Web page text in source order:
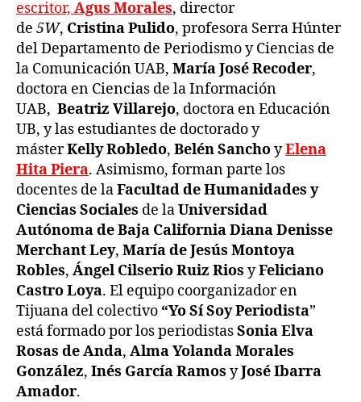
escritor, Agus Morales, director
de 5W, Cristina Pulido, profesora Serra Húnter
del Departamento de Periodismo y Ciencias de
la Comunicación UAB, María José Recoder,
doctora en Ciencias de la Información
UAB, Beatriz Villarejo, doctora en Educación
UB, y las estudiantes de doctorado y
másterKelly Robledo, Belén SanchoyElena
HitaPiera. Asimismo, forman parte los
docentes de laFacultad de Humanidades y
Ciencias Sociales de laUniversidad
Autónoma de Baja CaliforniaDiana Denisse
Merchant Ley, María de Jesús Montoya
Robles, Ángel Cilserio Ruiz Rios yFeliciano
Castro Loya. El equipo coorganizador en
Tijuana del colectivo “Yo Sí Soy Periodista”
está formado por los periodistasSonia Elva
Rosas de Anda, Alma Yolanda Morales
González, Inés García Ramos yJosé Ibarra
Amador.